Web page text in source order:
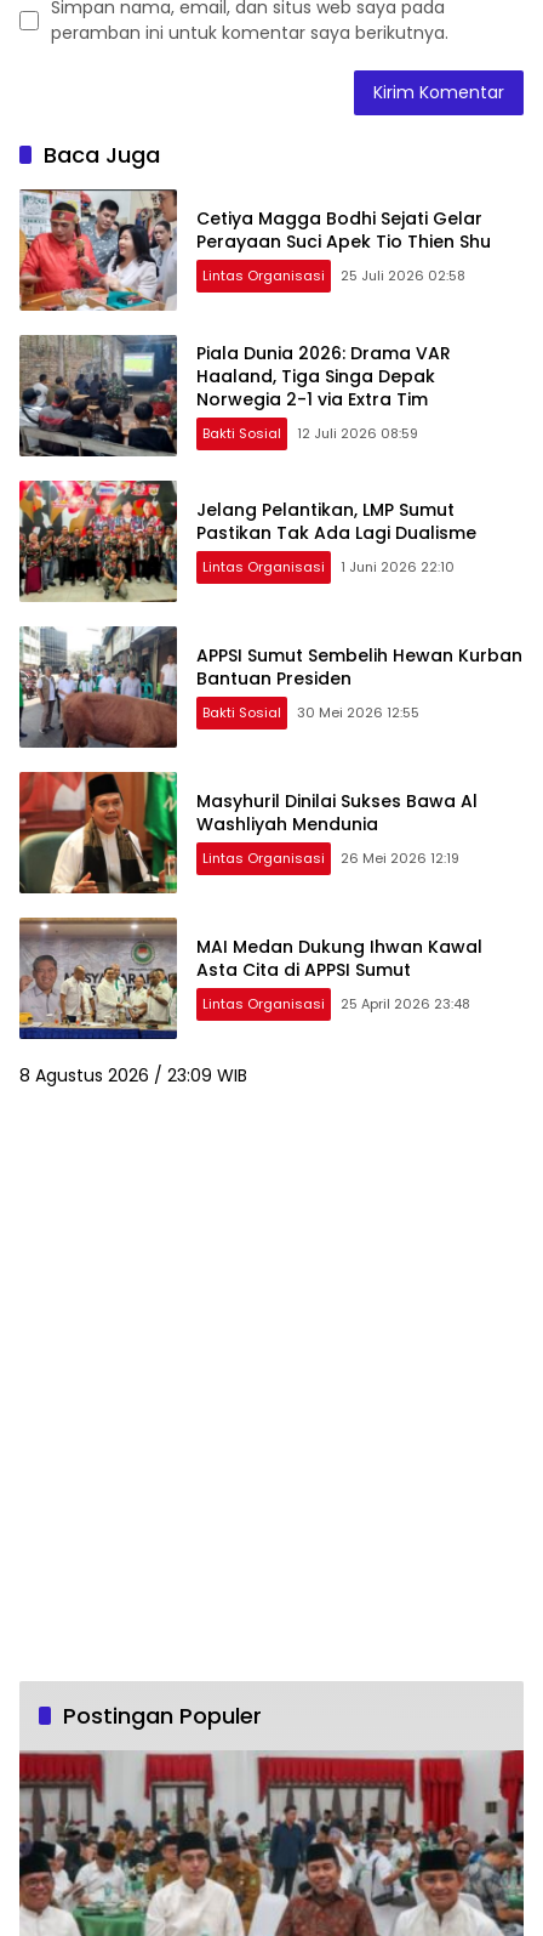
Simpan nama, email, dan situs web saya pada
peramban ini untuk komentar saya berikutnya.
Baca Juga
Cetiya Magga Bodhi Sejati Gelar
Perayaan Suci Apek Tio Thien Shu
Lintas Organisasi 25 Juli 2026 02:58
Piala Dunia 2026: Drama VAR
Haaland, Tiga Singa Depak
Norwegia 2-1 via Extra Tim
Bakti Sosial 12 Juli 2026 08:59
Jelang Pelantikan, LMP Sumut
Pastikan Tak Ada Lagi Dualisme
Lintas Organisasi 1 Juni 2026 22:10
APPSI Sumut Sembelih Hewan Kurban
Bantuan Presiden
Bakti Sosial 30 Mei 2026 12:55
Masyhuril Dinilai Sukses Bawa Al
Washliyah Mendunia
Lintas Organisasi 26 Mei 2026 12:19
MAI Medan Dukung Ihwan Kawal
Asta Cita di APPSI Sumut
Lintas Organisasi 25 April 2026 23:48
8 Agustus 2026 / 23:09 WIB
Postingan Populer